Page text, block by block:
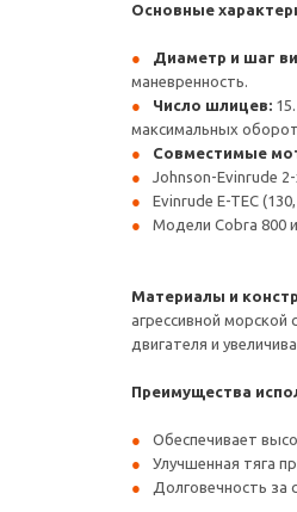
Основные
Диаметр и шаг
маневренность.
Число шлицев:
максимальных
Совместимые
Johnson-Evinrude 2-
Evinrude E-TEC
Модели Cobra 800
Материалы и
агрессивной
двигателя и
Преимущества
Обеспечивает
Улучшенная тяга
Долговечность за